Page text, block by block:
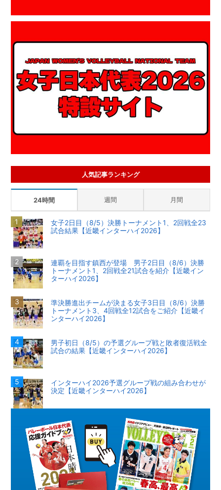
人気記事ランキング
24時間 週間 月間
女子2日目（8/5）決勝トーナメント1、2回戦全23
試合結果【近畿インターハイ2026】
連覇を目指す鎮西が登場 男子2日目（8/6）決勝
トーナメント1、2回戦全21試合を紹介【近畿イン
ターハイ2026】
準決勝進出チームが決まる女子3日目（8/6）決勝
トーナメント3、4回戦全12試合をご紹介【近畿イ
ンターハイ2026】
男子初日（8/5）の予選グループ戦と敗者復活戦全
試合の結果【近畿インターハイ2026】
インターハイ2026予選グループ戦の組み合わせが
決定【近畿インターハイ2026】